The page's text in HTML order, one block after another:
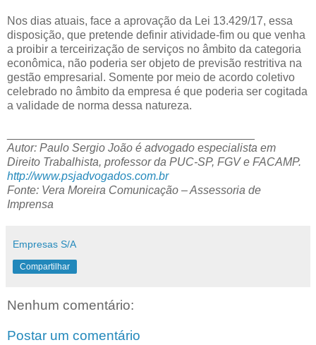
Nos dias atuais, face a aprovação da Lei 13.429/17, essa
disposição, que pretende definir atividade-fim ou que venha
a proibir a terceirização de serviços no âmbito da categoria
econômica, não poderia ser objeto de previsão restritiva na
gestão empresarial. Somente por meio de acordo coletivo
celebrado no âmbito da empresa é que poderia ser cogitada
a validade de norma dessa natureza.
Autor: Paulo Sergio João é advogado especialista em
Direito Trabalhista, professor da PUC-SP, FGV e FACAMP.
http://www.psjadvogados.com.br
Fonte: Vera Moreira Comunicação – Assessoria de
Imprensa
Empresas S/A
Compartilhar
Nenhum comentário:
Postar um comentário